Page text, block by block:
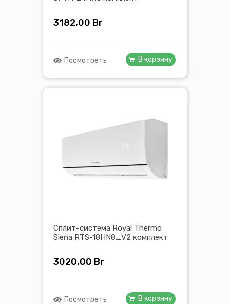
3182,00 Br
Посмотреть В корзину
Сплит-система Royal Thermo
Siena RTS-18HN8_V2 комплект
3020,00 Br
Посмотреть В корзину